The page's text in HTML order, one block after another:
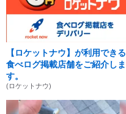
【ロケットナウ】が利用できる
食べログ掲載店舗をご紹介しま
す。
(ロケットナウ)